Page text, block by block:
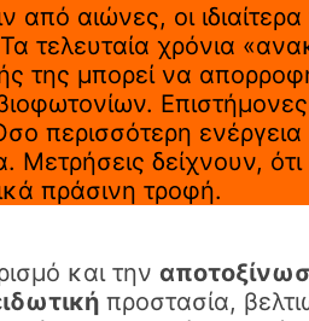
αιώνες, οι
Τα τελευταία χρόνια
της μπορεί να
περισσότερη ενέργεια
Μετρήσεις δείχνουν,
πράσινη τροφή.
και την
προστασία,